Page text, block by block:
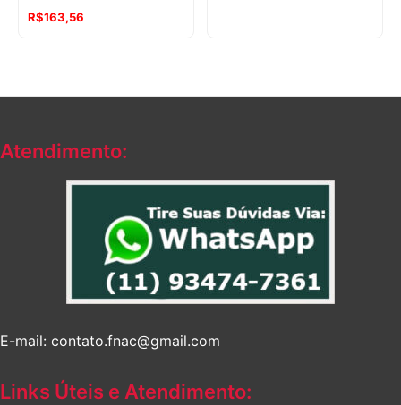
R$163,56
Atendimento:
E-mail: contato.fnac@gmail.com
Links Úteis e Atendimento: